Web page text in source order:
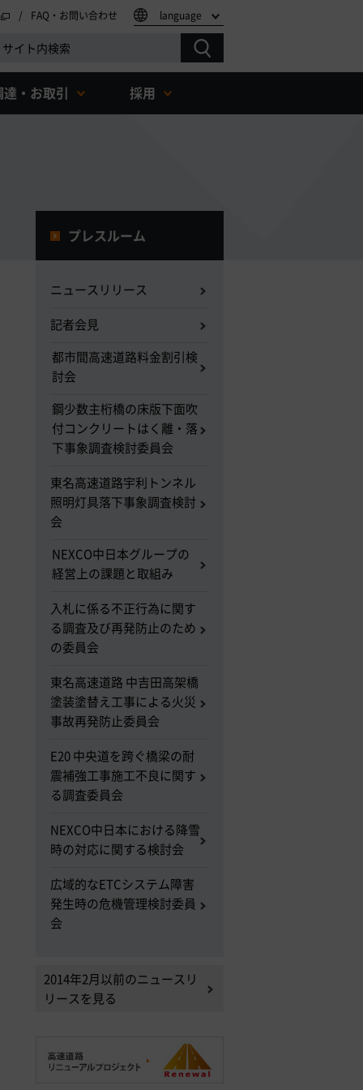
FAQ・お問い合わせ language
達・お取引 採用
プレスルーム
ニュースリリース
記者会見
都市間高速道路料金割引検
討会
鋼少数主桁橋の床版下面吹
付コンクリートはく離・落
下事象調査検討委員会
東名高速道路宇利トンネル
照明灯具落下事象調査検討
会
NEXCO中日本グループの
経営上の課題と取組み
入札に係る不正行為に関す
る調査及び再発防止のため
の委員会
東名高速道路 中吉田高架橋
塗装塗替え工事による火災
事故再発防止委員会
E20 中央道を跨ぐ橋梁の耐
震補強工事施工不良に関す
る調査委員会
NEXCO中日本における降雪
時の対応に関する検討会
広域的なETCシステム障害
発生時の危機管理検討委員
会
2014年2月以前のニュースリ
リースを見る